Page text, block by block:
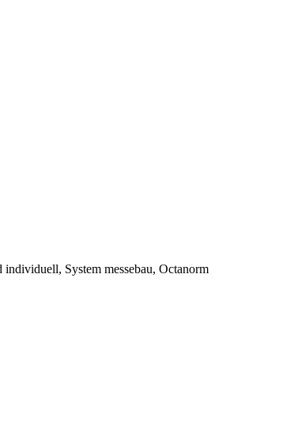
individuell, System messebau, Octanorm